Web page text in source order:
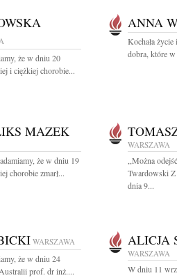
że w dniu 20
i ciężkiej chorobie...
ANNA
Kochała
dobra, które w
MAZEK
że w dniu 19
chorobie zmarł...
WARSZAWA
,,Można
Twardowski Z
dnia 9...
WARSZAWA
że w dniu 24
prof. dr inż....
ALICJA
WARSZAWA
W dniu 11